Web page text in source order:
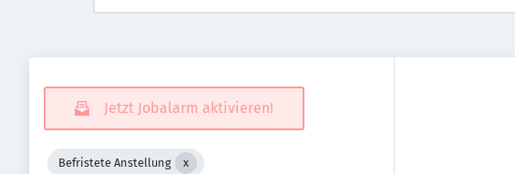
Jetzt Jobalarm aktivieren!
Befristete Anstellung